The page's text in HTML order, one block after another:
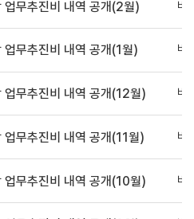
무추진비 내역 공개(2월) 비
무추진비 내역 공개(1월) 비
무추진비 내역 공개(12월) 비
무추진비 내역 공개(11월) 비
무추진비 내역 공개(10월) 비